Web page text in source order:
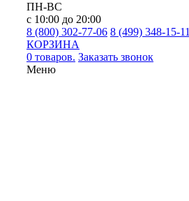
ПН-ВС
с 10:00 до 20:00
8 (800) 302-77-06 8 (499) 348-15-11
КОРЗИНА
0 товаров. Заказать звонок
Меню